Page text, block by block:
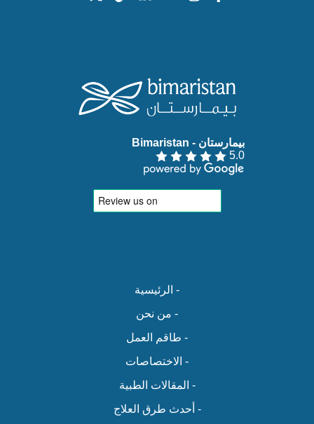
بيمارستان - Bimaristan‏
5.0
- الرئيسية
- من نحن
- طاقم العمل
- الاختصاصات
- المقالات الطبية
- أحدث طرق العلاج